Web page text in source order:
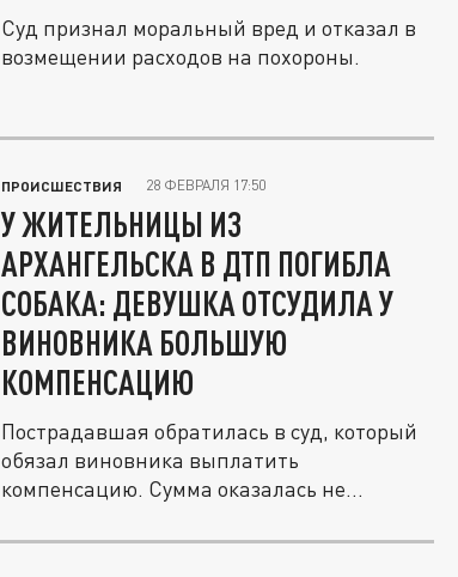
Суд признал моральный вред и отказал в
возмещении расходов на похороны.
ПРОИСШЕСТВИЯ 28 ФЕВРАЛЯ 17:50
У ЖИТЕЛЬНИЦЫ ИЗ
АРХАНГЕЛЬСКА В ДТП ПОГИБЛА
СОБАКА: ДЕВУШКА ОТСУДИЛА У
ВИНОВНИКА БОЛЬШУЮ
КОМПЕНСАЦИЮ
Пострадавшая обратилась в суд, который
обязал виновника выплатить
компенсацию. Сумма оказалась не